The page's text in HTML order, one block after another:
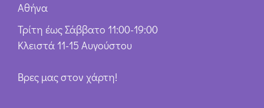
Αθήνα
Τρίτη έως Σάββατο 11:00-19:00
Κλειστά 11-15 Αυγούστου
Βρες μας στον χάρτη!